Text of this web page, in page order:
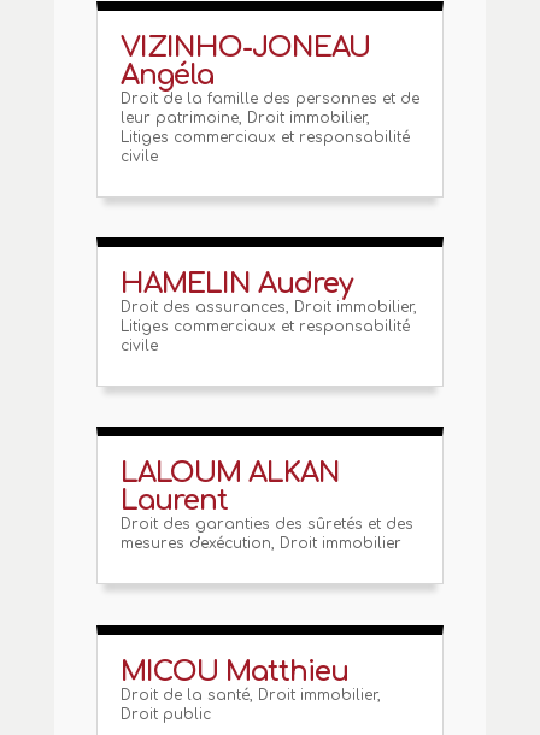
VIZINHO-JONEAU
Angéla
Droit de la famille des personnes et de
leur patrimoine, Droit immobilier,
Litiges commerciaux et responsabilité
civile
HAMELIN Audrey
Droit des assurances, Droit immobilier,
Litiges commerciaux et responsabilité
civile
LALOUM ALKAN
Laurent
Droit des garanties des sûretés et des
mesures d'exécution, Droit immobilier
MICOU Matthieu
Droit de la santé, Droit immobilier,
Droit public